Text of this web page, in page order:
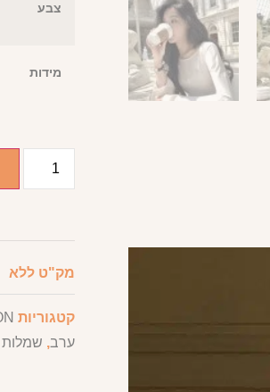
צבע
מידות
מק"ט ללא
קטגוריות
ערב, שמלות